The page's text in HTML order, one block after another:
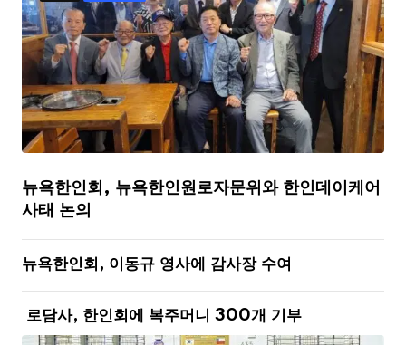
뉴욕한인회, 뉴욕한인원로자문위와 한인데이케어
사태 논의
뉴욕한인회, 이동규 영사에 감사장 수여
로담사, 한인회에 복주머니 300개 기부